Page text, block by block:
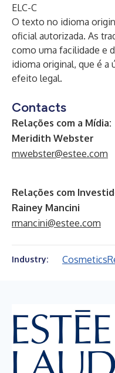
ELC-C
O texto no idioma
oficial autorizada. As
como uma facilidade e
idioma original, que é a
efeito legal.
Contacts
Relações com a Mídia:
Meridith Webster
mwebster@estee.com
Relações com
Rainey Mancini
rmancini@estee.com
Industry: Cosmetics